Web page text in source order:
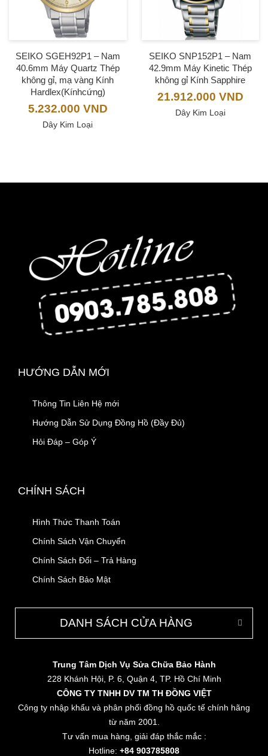
SEIKO SGEH92P1 – Nam
40.6mm Máy Quartz Thép
không gỉ, mạ vàng Kính
Hardlex(Kínhcứng)
5.232.000 VND
Dây Kim Loại
SEIKO SNP152P1 – Nam
42.9mm Máy Kinetic Thép
không gỉ Kính Sapphire
21.912.000 VND
Dây Kim Loại
HƯỚNG DẪN MỚI
Thông Tin Liên Hệ mới
Hướng Dẫn Sử Dụng Đồng Hồ (Đầy Đủ)
Hỏi Đáp – Góp Ý
CHÍNH SÁCH
Hình Thức Thanh Toán
Chính Sách Vận Chuyển
Chính Sách Đổi – Trả Hàng
Chính Sách Bảo Mật
DANH SÁCH CỬA HÀNG
Trung Tâm Dịch Vụ Sửa Chữa Bảo Hành
228 Khánh Hội, P. 6, Quận 4, TP. Hồ Chí Minh
CÔNG TY TNHH DV TM TH ĐỒNG VIỆT
Công ty nhập khẩu và phân phối đồng hồ quốc tế chính hãng
từ năm 2001.
Tư vấn mua hàng, giải đáp thắc mắc :
Hotline: +84 903785808